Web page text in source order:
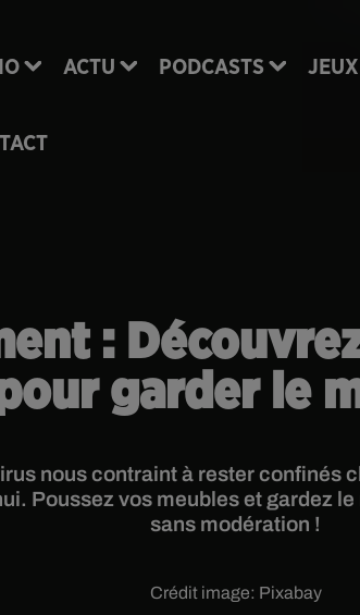
ACTU PODCASTS JEUX
:
garder le
nous contraint à rester confinés
Poussez vos meubles et gardez
sans modération !
Crédit image: Pixabay